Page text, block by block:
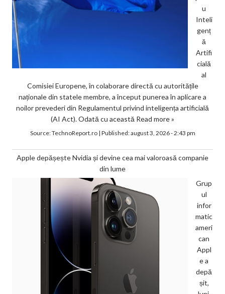
u
Inteli
genț
ă
Artifi
cială
al
Comisiei Europene, în colaborare directă cu autoritățile
naționale din statele membre, a început punerea în aplicare a
noilor prevederi din Regulamentul privind inteligența artificială
(AI Act). Odată cu această Read more »
Source:TechnoReport.ro| Published:august 3, 2026 - 2:43 pm
Apple depășește Nvidia și devine cea mai valoroasă companie
din lume
Grup
ul
infor
matic
ameri
can
Appl
e a
depă
șit,